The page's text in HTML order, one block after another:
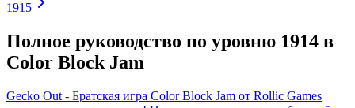
1915
Полное руководство по уровню 1914 в
Color Block Jam
Gecko Out - Братская игра Color Block Jam от Rollic Games